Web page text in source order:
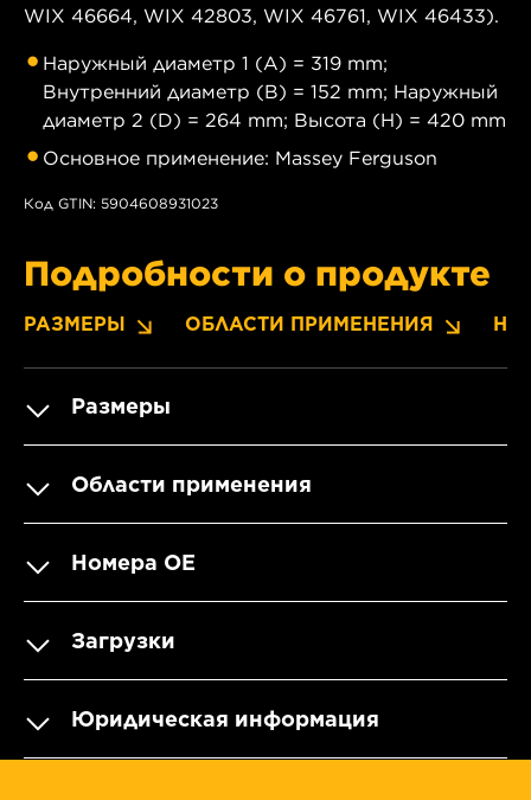
WIX 46664, WIX 42803, WIX 46761, WIX 46433).
Наружный диаметр 1 (A) = 319 mm;
Внутренний диаметр (B) = 152 mm; Наружный
диаметр 2 (D) = 264 mm; Высота (H) = 420 mm
Основное применение: Massey Ferguson
Код GTIN: 5904608931023
Подробности о продукте
РАЗМЕРЫ ОБЛАСТИ ПРИМЕНЕНИЯ
Размеры
Области применения
Номера OE
Загрузки
Юридическая информация